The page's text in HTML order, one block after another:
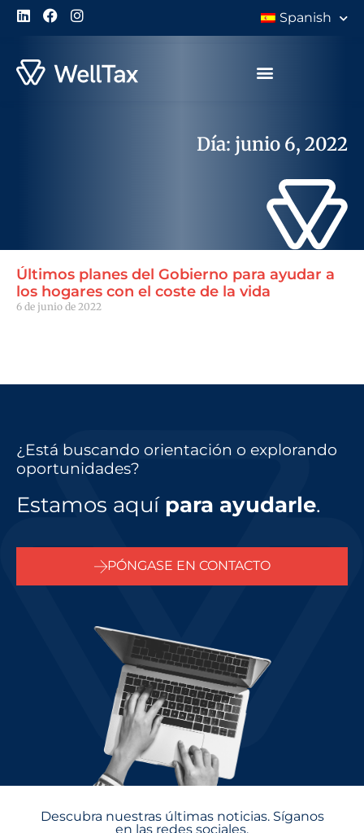
Spanish
Día: junio 6, 2022
Últimos planes del Gobierno para ayudar a
los hogares con el coste de la vida
6 de junio de 2022
¿Está buscando orientación o explorando
oportunidades?
Estamos aquí para ayudarle.
PÓNGASE EN CONTACTO
Descubra nuestras últimas noticias. Síganos
en las redes sociales.